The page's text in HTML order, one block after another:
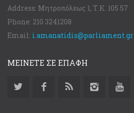
Address: Μητροπόλεως 1, Τ.Κ. 105 57
Phone: 210 3241208
Email: i.amanatidis@parliament.gr
ΜΕΙΝΕΤΕ ΣΕ ΕΠΑΦΗ